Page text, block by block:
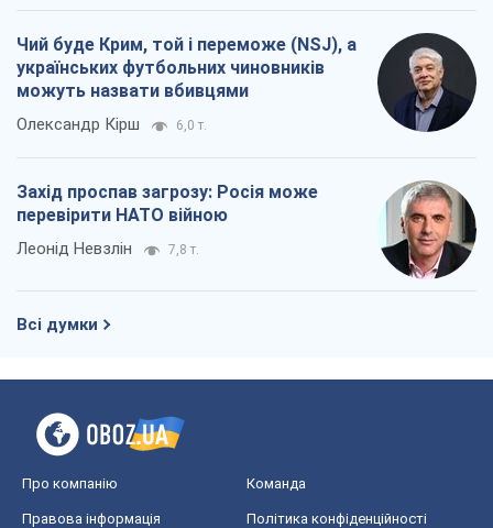
Чий буде Крим, той і переможе (NSJ), а
українських футбольних чиновників
можуть назвати вбивцями
Олександр Кірш 6,0 т.
Захід проспав загрозу: Росія може
перевірити НАТО війною
Леонід Невзлін 7,8 т.
Всі думки
Про компанію Команда
Правова інформація Політика конфіденційності